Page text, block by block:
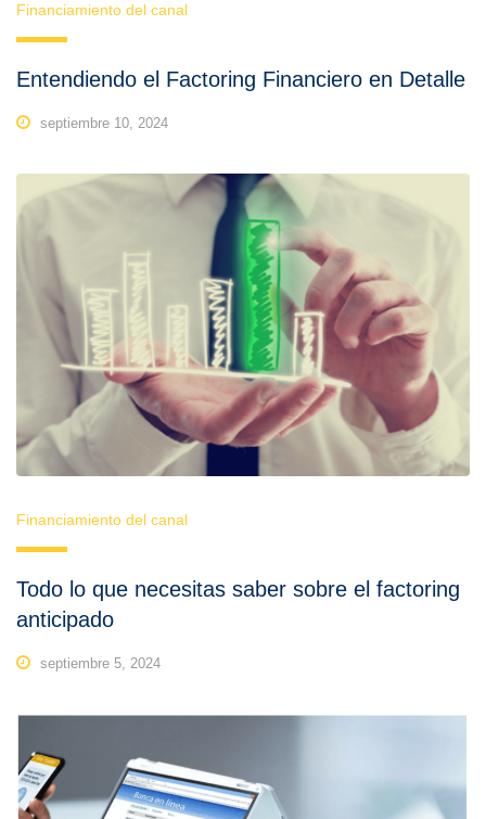
Financiamiento del canal
Entendiendo el Factoring Financiero en Detalle
septiembre 10, 2024
Financiamiento del canal
Todo lo que necesitas saber sobre el factoring
anticipado
septiembre 5, 2024